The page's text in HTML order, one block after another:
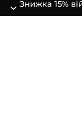
Знижка 15%